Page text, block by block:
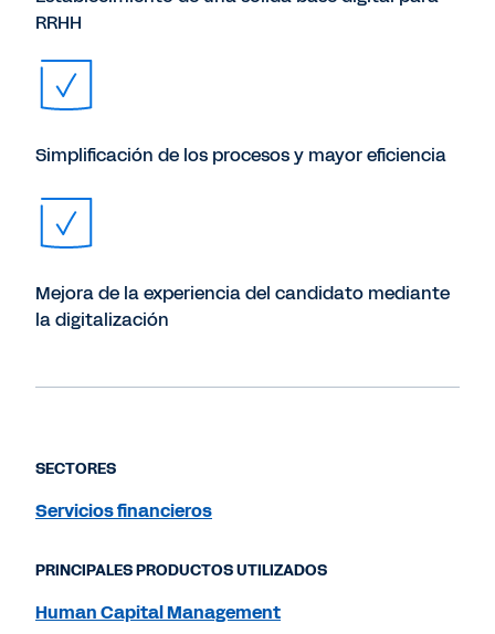
RRHH
Simplificación de los procesos y mayor eficiencia
Mejora de la experiencia del candidato mediante
la digitalización
SECTORES
Servicios financieros
PRINCIPALES PRODUCTOS UTILIZADOS
Human Capital Management